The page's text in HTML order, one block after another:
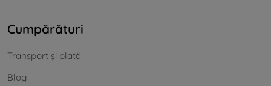
Cumpărături
Transport și plată
Blog